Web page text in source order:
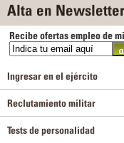
Alta en
Recibe ofertas empleo de
Ingresar en el ejército
Reclutamiento militar
Tests de personalidad